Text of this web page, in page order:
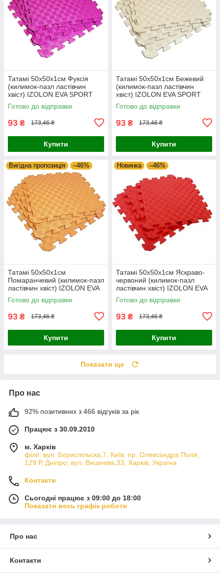
Татамі 50х50х1см Фуксія
(килимок-пазл ластівчин
хвіст) IZOLON EVA SPORT
Готово до відправки
93 ₴ 173,46 ₴
Купити
Татамі 50х50х1см Бежевий
(килимок-пазл ластівчин
хвіст) IZOLON EVA SPORT
Готово до відправки
93 ₴ 173,46 ₴
Купити
Вигідна пропозиція –46%
Татамі 50х50х1см
Помаранчевий (килимок-пазл
ластівчин хвіст) IZOLON EVA
SPORT
Готово до відправки
93 ₴ 173,46 ₴
Купити
Новинка –46%
Татамі 50х50х1см Яскраво-
червоний (килимок-пазл
ластівчин хвіст) IZOLON EVA
SPORT
Готово до відправки
93 ₴ 173,46 ₴
Купити
Показати ще
Про нас
92% позитивних з 466 відгуків за рік
Працює з 30.09.2010
м. Харків
філії: вул. Бориcпільска,7, Київ; пр. Олександра Поля,
129 Р, Дніпро; вул. Вишнева,33, Харків, Україна
Контакти
Сьогодні працює з 09:00 до 18:00
Показати весь графік роботи
Про нас
Контакти